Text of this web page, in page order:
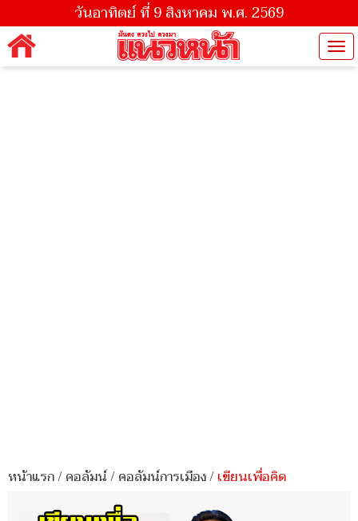
วันอาทิตย์ ที่ 9 สิงหาคม พ.ศ. 2569
หน้าแรก/คอลัมน์/คอลัมน์การเมือง/เขียนเพื่อคิด